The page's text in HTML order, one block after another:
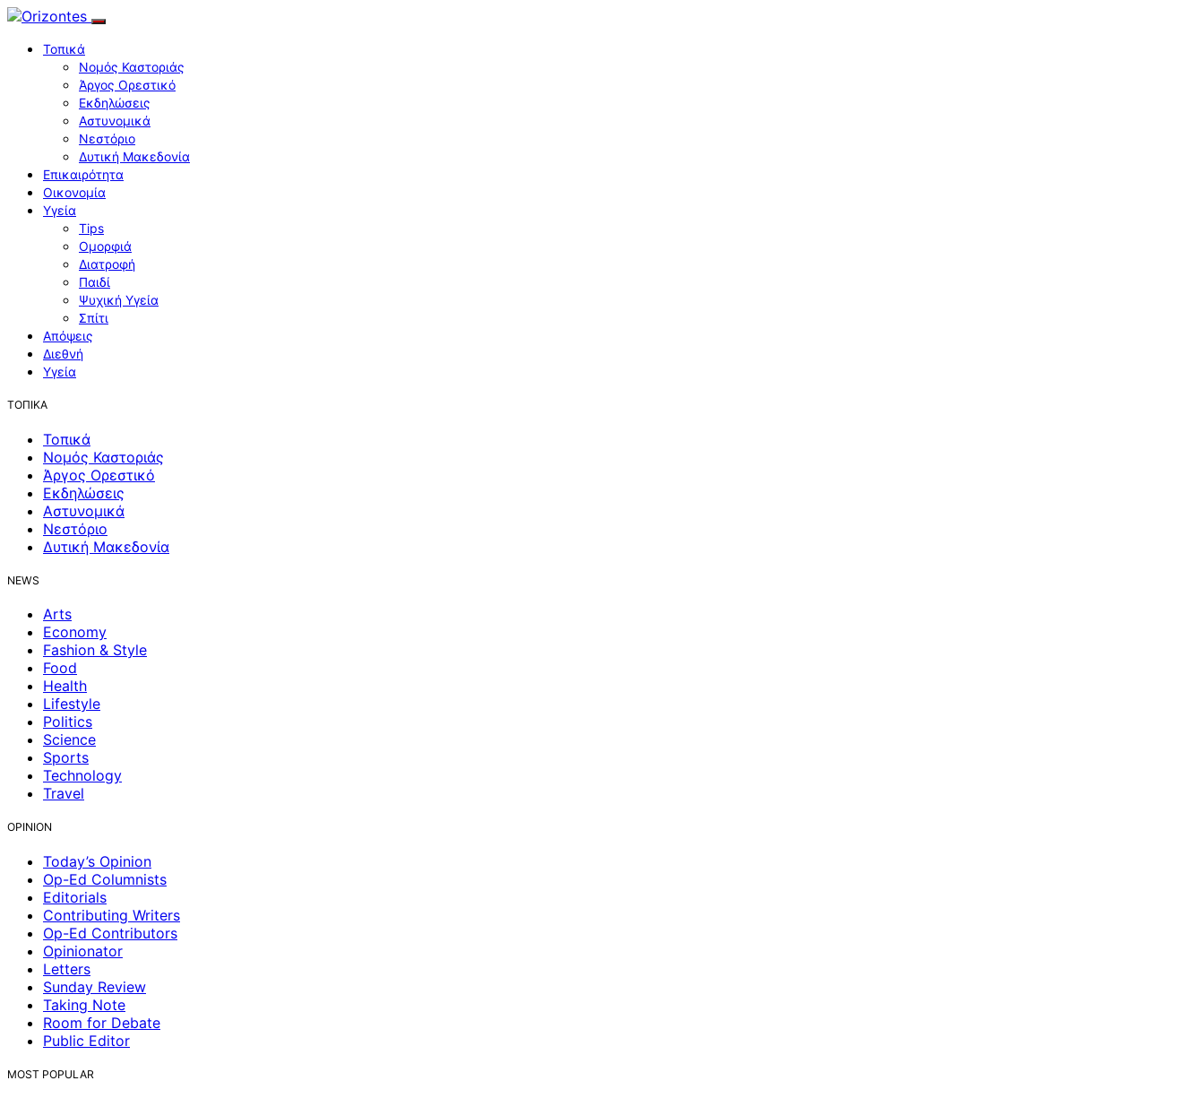
Τοπικά
Νομός Καστοριάς
Άργος Ορεστικό
Εκδηλώσεις
Αστυνομικά
Νεστόριο
Δυτική Μακεδονία
Επικαιρότητα
Οικονομία
Υγεία
Tips
Ομορφιά
Διατροφή
Παιδί
Ψυχική Υγεία
Σπίτι
Απόψεις
Διεθνή
Υγεία
ΤΟΠΙΚΑ
Τοπικά
Νομός Καστοριάς
Άργος Ορεστικό
Εκδηλώσεις
Αστυνομικά
Νεστόριο
Δυτική Μακεδονία
NEWS
Arts
Economy
Fashion & Style
Food
Health
Lifestyle
Politics
Science
Sports
Technology
Travel
OPINION
Today’s Opinion
Op-Ed Columnists
Editorials
Contributing Writers
Op-Ed Contributors
Opinionator
Letters
Sunday Review
Taking Note
Room for Debate
Public Editor
MOST POPULAR